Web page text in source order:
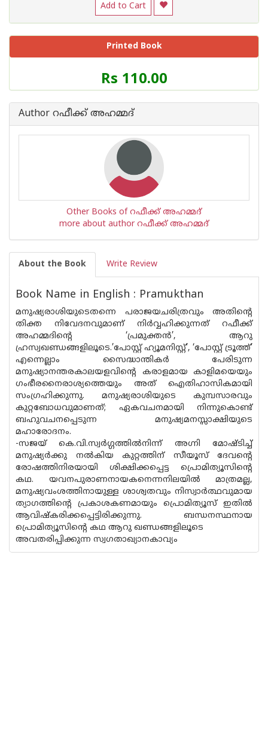
Add to Cart
Printed Book
Price
of
Book
Rs 110.00
Author റഫീക്ക് അഹമ്മദ്
Other Books of റഫീക്ക് അഹമ്മദ്
more about author റഫീക്ക് അഹമ്മദ്
About the Book Write Review
Book Name in English : Pramukthan
മനുഷ്യരാശിയുടെതന്നെ പരാജയചരിത്രവും അതിന്റെ
തിക്ത നിവേദനവുമാണ് നിര്‍വ്വഹിക്കുന്നത് റഫീക്ക്
അഹമ്മദിന്റെ ‘പ്രമുക്തന്‍’, ആറു
ഹ്രസ്വഖണ്ഡങ്ങളിലൂടെ.’പോസ്റ്റ് ഹ്യൂമനിസ്റ്റ്’, ‘പോസ്റ്റ് ട്രൂത്ത്’
എന്നെല്ലാം സൈദ്ധാന്തികര്‍ പേരിടുന്ന
മനുഷ്യാനന്തരകാലയളവിന്റെ കരാളമായ കാളിമയെയും
ഗംഭീരനൈരാശ്യത്തെയും അത് ഐതിഹാസികമായി
സംഗ്രഹിക്കുന്നു. മനുഷ്യരാശിയുടെ കുമ്പസാരവും
കുറ്റബോധവുമാണത്; ഏകവചനമായി നിന്നുകൊണ്ട്
ബഹുവചനപ്പെടുന്ന മനുഷ്യമനസ്സാക്ഷിയുടെ
മഹാരോദനം.
-സജയ് കെ.വി.സ്വര്‍ഗ്ഗത്തില്‍നിന്ന് അഗ്നി മോഷ്ടിച്ച്
മനുഷ്യര്‍ക്കു നല്‍കിയ കുറ്റത്തിന് സീയൂസ് ദേവന്റെ
രോഷത്തിനിരയായി ശിക്ഷിക്കപ്പെട്ട പ്രൊമിത്യൂസിന്റെ
കഥ. യവനപുരാണനായകനെന്നനിലയില്‍ മാത്രമല്ല,
മനുഷ്യവംശത്തിനായുള്ള ശാശ്വതവും നിസ്വാര്‍ത്ഥവുമായ
ത്യാഗത്തിന്റെ പ്രകാശകണമായും പ്രൊമിത്യൂസ് ഇതില്‍
ആവിഷ്‌കരിക്കപ്പെട്ടിരിക്കുന്നു. ബന്ധനസ്ഥനായ
പ്രൊമിത്യൂസിന്റെ കഥ ആറു ഖണ്ഡങ്ങളിലൂടെ
അവതരിപ്പിക്കുന്ന സ്വഗതാഖ്യാനകാവ്യം